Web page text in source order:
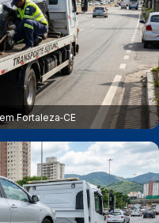
Fortaleza‑CE